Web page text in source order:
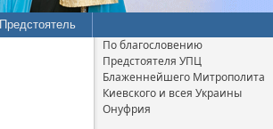
Предстоятель
По благословению
Предстоятеля УПЦ
Блаженнейшего Митрополита
Киевского и всея Украины
Онуфрия